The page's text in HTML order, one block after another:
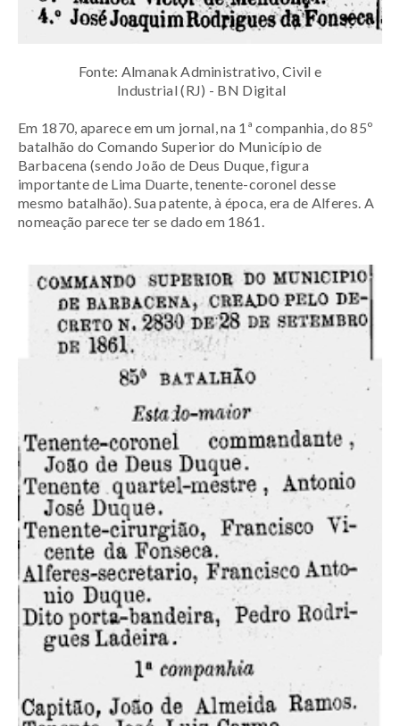
Fonte: Almanak Administrativo, Civil e
Industrial (RJ) - BN Digital
Em 1870, aparece em um jornal, na 1ª companhia, do 85º
batalhão do Comando Superior do Município de
Barbacena (sendo João de Deus Duque, figura
importante de Lima Duarte, tenente-coronel desse
mesmo batalhão). Sua patente, à época, era de Alferes. A
nomeação parece ter se dado em 1861.